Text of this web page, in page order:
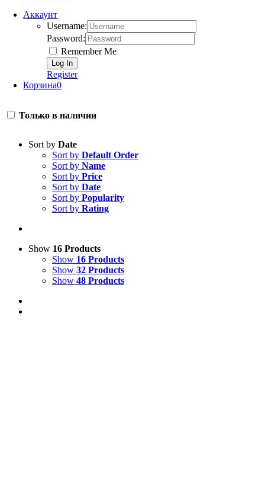
Аккаунт
Username:
Password:
Remember Me
Register
Корзина0
Только в наличии
Sort by Date
Sort by Default Order
Sort by Name
Sort by Price
Sort by Date
Sort by Popularity
Sort by Rating
Show 16 Products
Show 16 Products
Show 32 Products
Show 48 Products